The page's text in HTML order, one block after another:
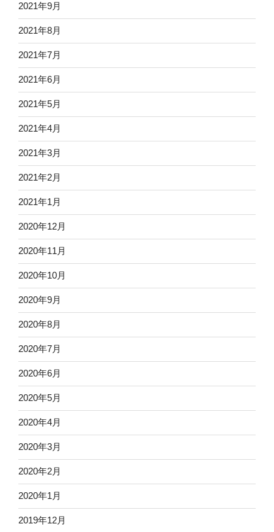
2021年9月
2021年8月
2021年7月
2021年6月
2021年5月
2021年4月
2021年3月
2021年2月
2021年1月
2020年12月
2020年11月
2020年10月
2020年9月
2020年8月
2020年7月
2020年6月
2020年5月
2020年4月
2020年3月
2020年2月
2020年1月
2019年12月